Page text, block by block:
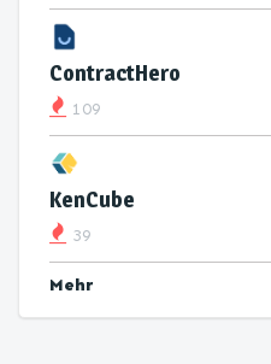
ContractHero
109
KenCube
39
Mehr